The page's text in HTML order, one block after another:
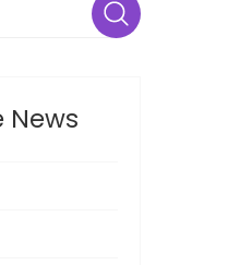
News